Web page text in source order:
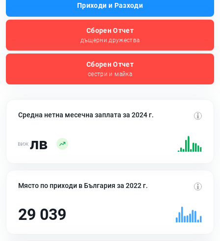
Приходи и Разходи
Сборен Отчет
дъщерни дружества
Сборен Отчет
сестри и майка
Средна нетна месечна заплата за 2024 г.
лв
Място по приходи в България за 2022 г.
29 039